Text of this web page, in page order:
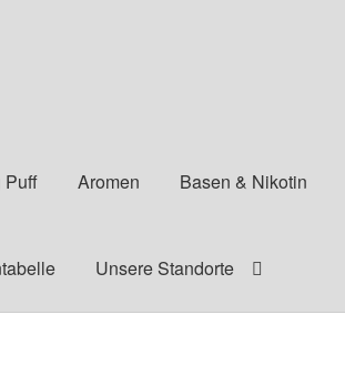
Puff Aromen Basen & Nikotin
Unsere Standorte